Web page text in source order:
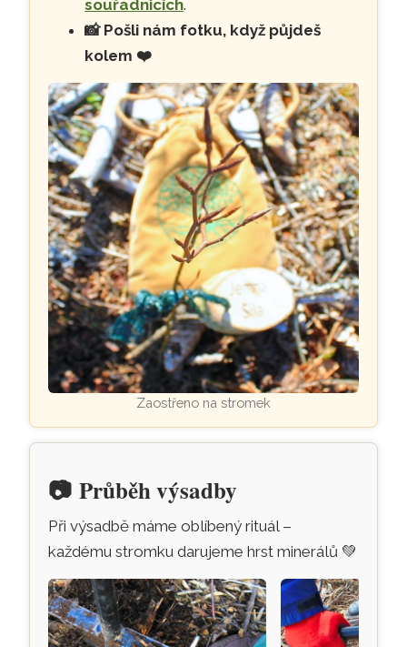
souřadnicích.
📸 Pošli nám fotku, když půjdeš
kolem ❤️
Zaostřeno na stromek
📷Průběh výsadby
Při výsadbě máme oblíbený rituál –
každému stromku darujeme hrst minerálů 💚